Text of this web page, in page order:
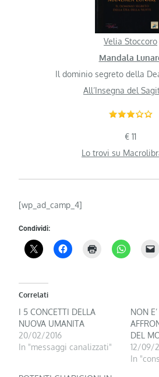
Velia Stoccoro
Mandala
Il dominio segreto della
All’Insegna del
€ 11
Lo trovi su
[wp_ad_camp_4]
Condividi:
Correlati
I 5 CONCETTI DELLA
NUOVA UMANITA
20/02/2016
In "messaggi canalizzati"
NON
DEL
12/09/
In